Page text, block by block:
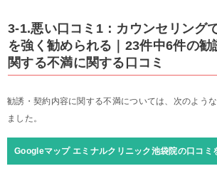
3-1.悪い口コミ1：カウンセリング
を強く勧められる｜23件中6件の勧
関する不満に関する口コミ
勧誘・契約内容に関する不満については、次のよう
ました。
Googleマップ エミナルクリニック池袋院の口コミ